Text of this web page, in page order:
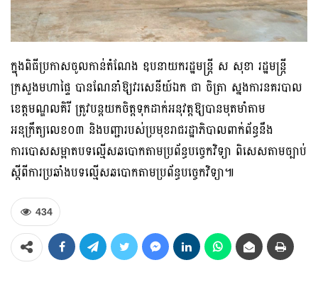
ក្នុងពិធីប្រកាសចូលកាន់តំណែង ឧបនាយករដ្ឋមន្ត្រី ស សុខា រដ្ឋមន្ត្រី
ក្រសួងមហាផ្ទៃ បានណែនាំឱ្យវរសេនីយ៍ឯក ជា ចិត្រា ស្នងការនគរបាល
ខេត្តមណ្ឌលគិរី ត្រូវបន្តយកចិត្តទុកដាក់អនុវត្តឱ្យបានមុតមាំតាម
អនុក្រឹត្យលេខ០៣ និងបញ្ជារបស់ប្រមុខរាជរដ្ឋាភិបាលពាក់ព័ន្ធនឹង
ការបោសសម្អាតបទល្មើសឆបោកតាមប្រព័ន្ធបច្ចេកវិទ្យា ពិសេសតាមច្បាប់
ស្ដីពីការប្រឆាំងបទល្មើសឆបោកតាមប្រព័ន្ធបច្ចេកវិទ្យា៕
434